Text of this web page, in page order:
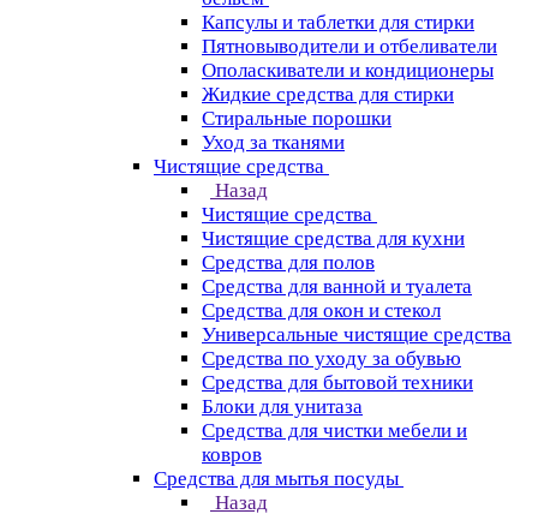
Капсулы и таблетки для стирки
Пятновыводители и отбеливатели
Ополаскиватели и кондиционеры
Жидкие средства для стирки
Стиральные порошки
Уход за тканями
Чистящие средства
Назад
Чистящие средства
Чистящие средства для кухни
Средства для полов
Средства для ванной и туалета
Средства для окон и стекол
Универсальные чистящие средства
Средства по уходу за обувью
Средства для бытовой техники
Блоки для унитаза
Средства для чистки мебели и
ковров
Средства для мытья посуды
Назад